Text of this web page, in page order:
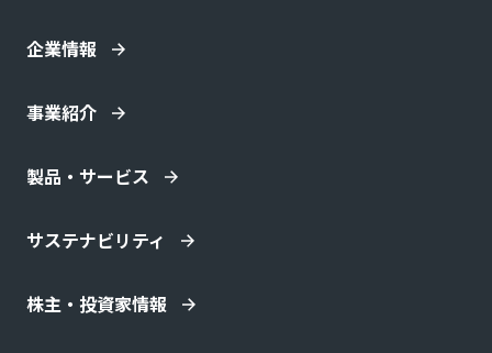
企業情報
事業紹介
製品・サービス
サステナビリティ
株主・投資家情報